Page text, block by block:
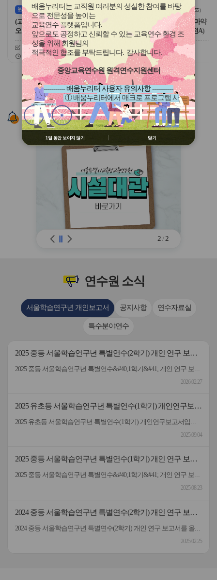
원격 (상시) ( 54)
(교원)(학교안전)마약류 중독 및
오남용 예방
신청기간
26.04.01 ~ 26.12.11
교육기간
26.04.01 ~ 26.12.18
원격(상시) 55)
교육행정-(원격)(학교안전)마약
류 중독 및 오남용 예방(안전A)
26.04.01 ~ 26.12.11
교육기간
26.04.01 ~ 26.12.18
슬
라
이
드
버
튼
이
전
슬
이
드
버
튼
다
알림존
2/2
연수원 소식
서울학습연구년 개인보고서 공지사항 연수자료실
특수분야연수
2025 중등 서울학습연구년 특별연수(2학기) 개인 연구 보고
2025 중등 서울학습연구년 특별연수&#40;1학기&#41; 개인 연구 보고서입니다.
2026.02.27
2025 유초등 서울학습연구년 특별연수(1학기) 개인연구보고
2025 유초등 서울학습연구년 특별연수(1학기) 개인연구보고서입니다.
2025.09.04
2025 중등 서울학습연구년 특별연수(1학기) 개인 연구 보고
2025 중등 서울학습연구년 특별연수&#40;1학기&#41; 개인 연구 보고서입니다.
2025.08.23
2024 중등 서울학습연구년 특별연수(2학기) 개인 연구 보고
2024 중등 서울학습연구년 특별연수(2학기) 개인 연구 보고서를 올려드립니다.
2025.02.25
배움누리터는 교직원 여러분의 성실한 참여를 바탕
으로 전문성을 높이는
교육연수 플랫폼입니다.
앞으로도 공정하고 신뢰할 수 있는 교육연수 환경 조
성을 위해 회원님의
적극적인 협조를 부탁드립니다. 감사합니다.
중앙교육연수원 원격연수지원센터
----------- 배움누리터 사용자 유의사항 -----------
① 배움누리터에서 매크로 프로그램 사
용 금지
② 배움누리터 수강용 매크로 프로그램
제작 배포 금지
③ 유무료 매크로 프로그램 사용을 블로
그 등에 홍보 금지
※ 유의사항 미준수 시 불이익 처분의 사
유가 될 수 있음
1일 동안 보이지 않기 닫기